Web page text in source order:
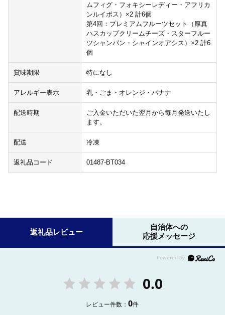
ムフィグ・フォキシーレディー・アフリカ
ンルイボス）×2 計6個
第4回：プレミアムフルーツセット（厚真
ハスカップクリームチーズ・スターフルー
ツシャンパン・シャインオアシス）×2 計6
個
賞味期限 特になし
アレルギー表示 乳・ごま・オレンジ・バナナ
配送時期
ご入金いただいた翌月から毎月発送いたし
ます。
配送 冷凍
返礼品コード 01487-BT034
返礼品レビュー
自治体への
応援メッセージ
0.0
レビュー件数：0件